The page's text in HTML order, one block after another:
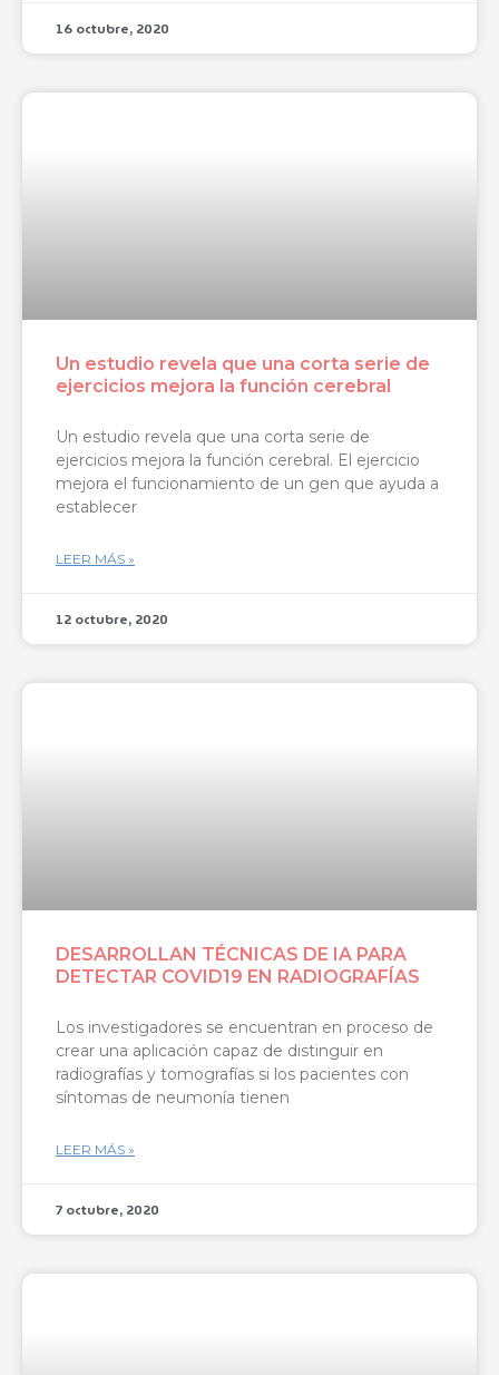
16 octubre, 2020
Un estudio revela que una corta serie de
ejercicios mejora la función cerebral
Un estudio revela que una corta serie de
ejercicios mejora la función cerebral. El ejercicio
mejora el funcionamiento de un gen que ayuda a
establecer
LEER MÁS »
12 octubre, 2020
DESARROLLAN TÉCNICAS DE IA PARA
DETECTAR COVID19 EN RADIOGRAFÍAS
Los investigadores se encuentran en proceso de
crear una aplicación capaz de distinguir en
radiografías y tomografías si los pacientes con
síntomas de neumonía tienen
LEER MÁS »
7 octubre, 2020